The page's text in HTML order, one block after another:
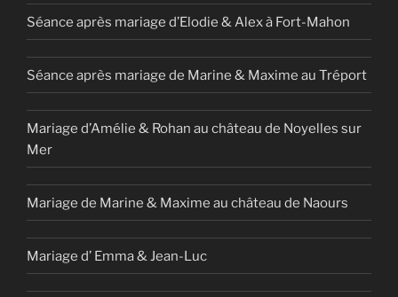
Séance après mariage d’Elodie & Alex à Fort-Mahon
Séance après mariage de Marine & Maxime au Tréport
Mariage d’Amélie & Rohan au château de Noyelles sur
Mer
Mariage de Marine & Maxime au château de Naours
Mariage d’ Emma & Jean-Luc